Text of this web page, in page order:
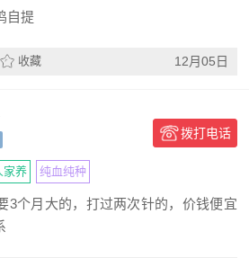
自提
收藏 12月05日
拨打电话
家养 纯血纯种
3个月大的，打过两次针的，价钱便宜